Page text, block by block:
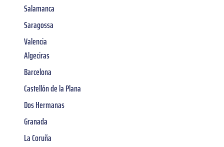
Salamanca
Saragossa
Valencia
Algeciras
Barcelona
Castellón de la Plana
Dos Hermanas
Granada
La Coruña